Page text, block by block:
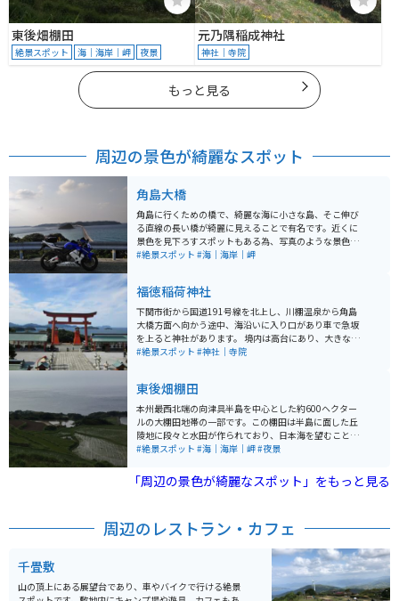
東後畑棚田
絶景スポット 海｜海岸｜岬 夜景
元乃隅稲成神社
神社｜寺院
もっと見る
周辺の景色が綺麗なスポット
角島大橋
角島に行くための橋で、綺麗な海に小さな島、そこ伸び
る直線の長い橋が綺麗に見えることで有名です。近くに
景色を見下ろすスポットもある為、写真のような景色が
楽しめます。 橋をバイクで渡る爽快感と景色を撮影でき
#絶景スポット #海｜海岸｜岬
福徳稲荷神社
下関市街から国道191号線を北上し、川棚温泉から角島
大橋方面へ向かう途中、海沿いに入り口があり車で急坂
を上ると神社があります。 境内は高台にあり、大きな赤
い鳥居があって、そこから海を眺めることができます。
射して絶景です。境内からは千本鳥居が続いており散策
もでき、鳥居を抜けると一面の海が広がっています。
#絶景スポット #神社｜寺院
東後畑棚田
本州最西北端の向津具半島を中心とした約600ヘクター
ルの大棚田地帯の一部です。この棚田は半島に面した丘
陵地に段々と水田が作られており、日本海を望むことが
できます。 特に、夕暮れ時の夕陽が棚田に映り込んで金
に輝く光景は、見る人を魅了するものがあります。ま
た、イカ釣りシーズンの5月下旬の夜には、イカ釣り漁
#絶景スポット #海｜海岸｜岬#夜景
「周辺の景色が綺麗なスポット」をもっと見る
周辺のレストラン・カフェ
千畳敷
山の頂上にある展望台であり、車やバイクで行ける絶景